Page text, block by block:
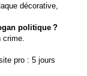
décorative,
politique ?
crime.
pro : 5 jours